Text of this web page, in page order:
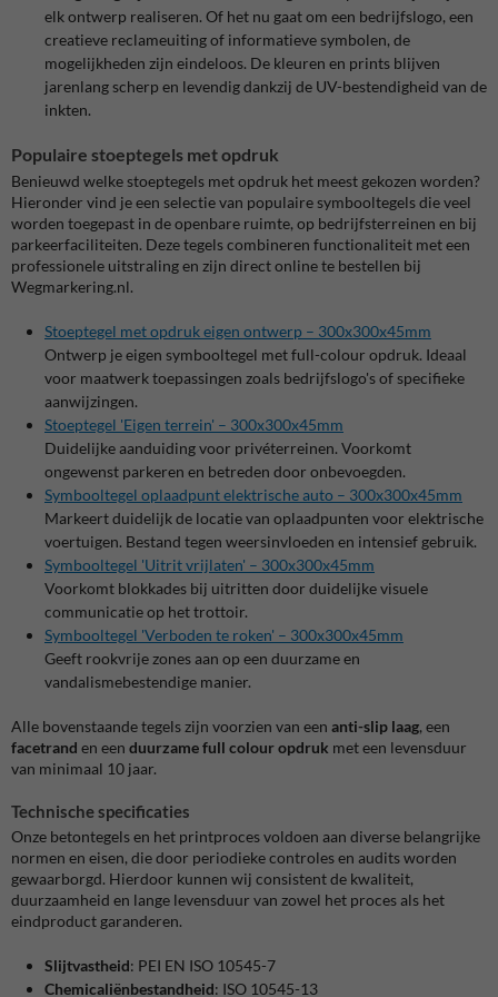
elk ontwerp realiseren. Of het nu gaat om een bedrijfslogo, een
creatieve reclameuiting of informatieve symbolen, de
mogelijkheden zijn eindeloos. De kleuren en prints blijven
jarenlang scherp en levendig dankzij de UV-bestendigheid van de
inkten.
Populaire stoeptegels met opdruk
Benieuwd welke stoeptegels met opdruk het meest gekozen worden?
Hieronder vind je een selectie van populaire symbooltegels die veel
worden toegepast in de openbare ruimte, op bedrijfsterreinen en bij
parkeerfaciliteiten. Deze tegels combineren functionaliteit met een
professionele uitstraling en zijn direct online te bestellen bij
Wegmarkering.nl.
Stoeptegel met opdruk eigen ontwerp – 300x300x45mm
Ontwerp je eigen symbooltegel met full-colour opdruk. Ideaal
voor maatwerk toepassingen zoals bedrijfslogo's of specifieke
aanwijzingen.
Stoeptegel 'Eigen terrein' – 300x300x45mm
Duidelijke aanduiding voor privéterreinen. Voorkomt
ongewenst parkeren en betreden door onbevoegden.
Symbooltegel oplaadpunt elektrische auto – 300x300x45mm
Markeert duidelijk de locatie van oplaadpunten voor elektrische
voertuigen. Bestand tegen weersinvloeden en intensief gebruik.
Symbooltegel 'Uitrit vrijlaten' – 300x300x45mm
Voorkomt blokkades bij uitritten door duidelijke visuele
communicatie op het trottoir.
Symbooltegel 'Verboden te roken' – 300x300x45mm
Geeft rookvrije zones aan op een duurzame en
vandalismebestendige manier.
Alle bovenstaande tegels zijn voorzien van een anti-slip laag, een
facetrand en een duurzame full colour opdruk met een levensduur
van minimaal 10 jaar.
Technische specificaties
Onze betontegels en het printproces voldoen aan diverse belangrijke
normen en eisen, die door periodieke controles en audits worden
gewaarborgd. Hierdoor kunnen wij consistent de kwaliteit,
duurzaamheid en lange levensduur van zowel het proces als het
eindproduct garanderen.
Slijtvastheid: PEI EN ISO 10545-7
Chemicaliënbestandheid: ISO 10545-13